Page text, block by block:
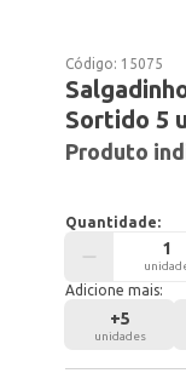
Código: 15075
Sortido 5
Produto
Quantidade:
Adicione mais:
+5
unidades